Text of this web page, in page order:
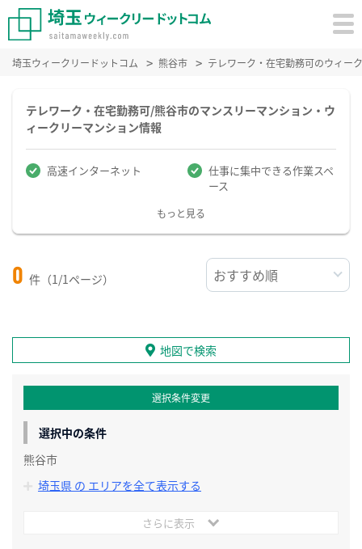
埼玉ウィークリードットコム 熊谷市 テレワーク・在宅勤務可のウィー
テレワーク・在宅勤務可/熊谷市のマンスリーマンション・ウ
ィークリーマンション情報
高速インターネット
仕事に集中できる作業スペ
ース
もっと見る
0 件（1/1ページ）
地図で検索
選択条件変更
選択中の条件
熊谷市
埼玉県 の エリアを全て表示する
さらに表示